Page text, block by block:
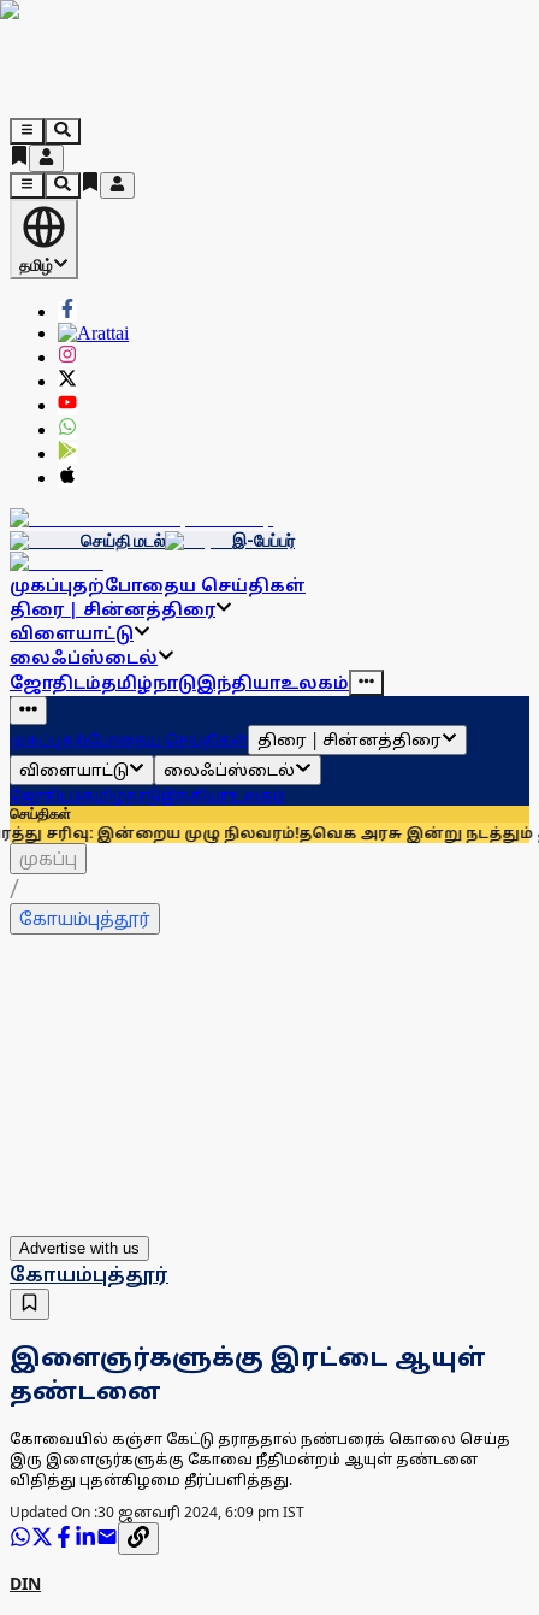
தமிழ்
செய்தி மடல் இ-பேப்பர்
முகப்புதற்போதைய செய்திகள்
திரை | சின்னத்திரை
விளையாட்டு
லைஃப்ஸ்டைல்
ஜோதிடம்தமிழ்நாடுஇந்தியாஉலகம்
முகப்புதற்போதைய செய்திகள் திரை | சின்னத்திரை
விளையாட்டு
லைஃப்ஸ்டைல்
ஜோதிடம்தமிழ்நாடுஇந்தியாஉலகம்
செய்திகள்
முழு நிலவரம்!தவெக அரசு இன்று நடத்தும் தமிழக
முகப்பு
/
கோயம்புத்தூர்
Advertise with us
கோயம்புத்தூர்
இளைஞர்களுக்கு இரட்டை ஆயுள்
தண்டனை
கோவையில் கஞ்சா கேட்டு தராததால் நண்பரைக் கொலை செய்த
இரு இளைஞர்களுக்கு கோவை நீதிமன்றம் ஆயுள் தண்டனை
விதித்து புதன்கிழமை தீர்ப்பளித்தது.
Updated On :30 ஜனவரி 2024, 6:09 pm IST
DIN